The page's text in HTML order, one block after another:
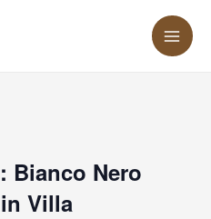
Bianco Nero
Villa